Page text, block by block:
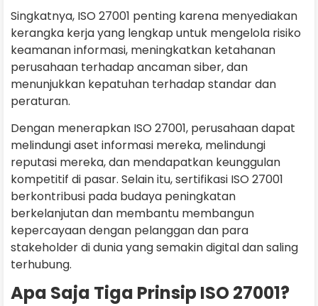
Singkatnya, ISO 27001 penting karena menyediakan
kerangka kerja yang lengkap untuk mengelola risiko
keamanan informasi, meningkatkan ketahanan
perusahaan terhadap ancaman siber, dan
menunjukkan kepatuhan terhadap standar dan
peraturan.
Dengan menerapkan ISO 27001, perusahaan dapat
melindungi aset informasi mereka, melindungi
reputasi mereka, dan mendapatkan keunggulan
kompetitif di pasar. Selain itu, sertifikasi ISO 27001
berkontribusi pada budaya peningkatan
berkelanjutan dan membantu membangun
kepercayaan dengan pelanggan dan para
stakeholder di dunia yang semakin digital dan saling
terhubung.
Apa Saja Tiga Prinsip ISO 27001?